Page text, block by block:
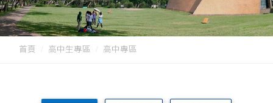
首頁 高中生專區 高中專區